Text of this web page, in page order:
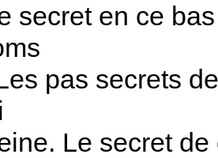
secret en ce
pas secrets
Le secret de